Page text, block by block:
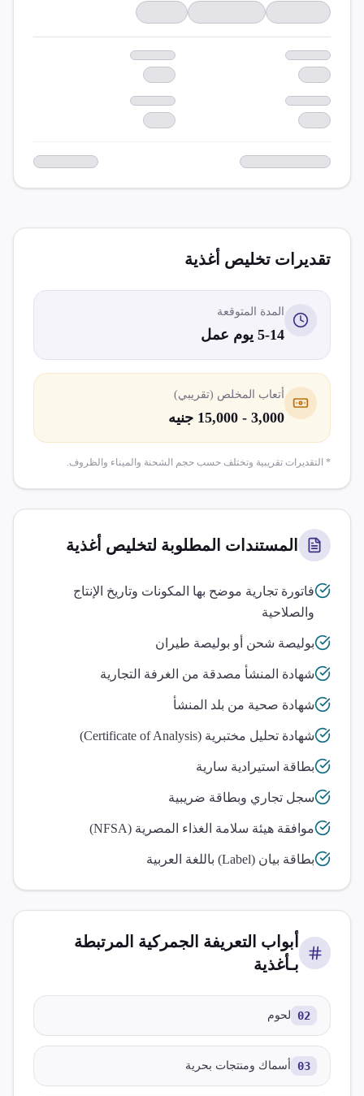
تقديرات تخليص أغذية
المدة المتوقعة
5-14 يوم عمل
أتعاب المخلص (تقريبي)
3,000 - 15,000 جنيه
* التقديرات تقريبية وتختلف حسب حجم الشحنة والميناء والظروف.
المستندات المطلوبة لتخليص أغذية
فاتورة تجارية موضح بها المكونات وتاريخ الإنتاج
والصلاحية
بوليصة شحن أو بوليصة طيران
شهادة المنشأ مصدقة من الغرفة التجارية
شهادة صحية من بلد المنشأ
شهادة تحليل مختبرية (Certificate of Analysis)
بطاقة استيرادية سارية
سجل تجاري وبطاقة ضريبية
موافقة هيئة سلامة الغذاء المصرية (NFSA)
بطاقة بيان (Label) باللغة العربية
أبواب التعريفة الجمركية المرتبطة
بـأغذية
02 لحوم
03 أسماك ومنتجات بحرية